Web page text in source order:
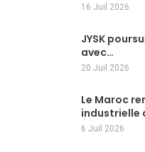
16 Juil 2026
JYSK
avec…
20 Juil 2026
Le Maroc
industrielle
6 Juil 2026